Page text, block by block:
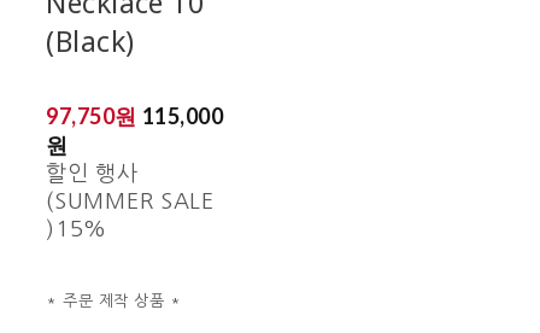
(Black)
97,750원 115,000
원
할인 행사
(SUMMER SALE
) 15%
* 주문 제작 상품 *